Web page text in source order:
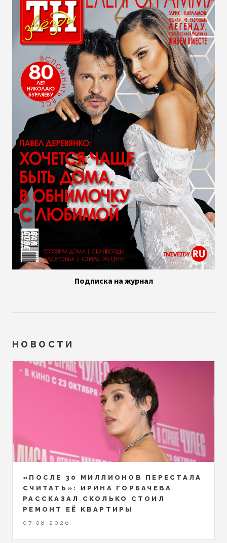
Подписка на журнал
НОВОСТИ
«ПОСЛЕ 30 МИЛЛИОНОВ ПЕРЕСТАЛА
СЧИТАТЬ»: ИРИНА ГОРБАЧЕВА
РАССКАЗАЛ СКОЛЬКО СТОИЛ
РЕМОНТ ЕЁ КВАРТИРЫ
07.08.2026